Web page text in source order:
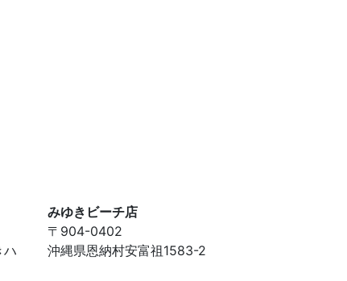
ハ
みゆきビーチ店
〒904-0402
沖縄県恩納村安富祖1583-2